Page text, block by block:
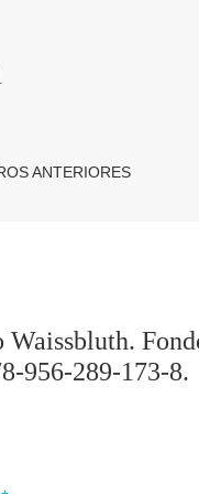
Santiago,
ANTERIORES
956-289-173-8.